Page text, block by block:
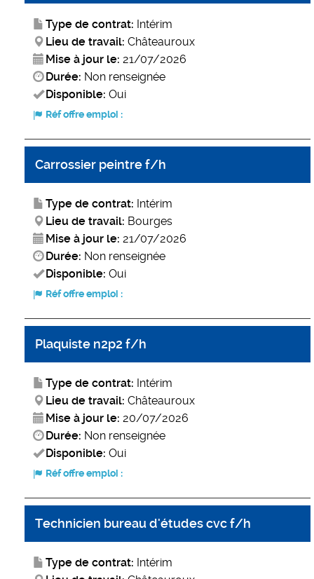
Type de contrat: Intérim
Lieu de travail: Châteauroux
Mise à jour le: 21/07/2026
Durée: Non renseignée
Disponible: Oui
Réf offre emploi :
Carrossier peintre f/h
Type de contrat: Intérim
Lieu de travail: Bourges
Mise à jour le: 21/07/2026
Durée: Non renseignée
Disponible: Oui
Réf offre emploi :
Plaquiste n2p2 f/h
Type de contrat: Intérim
Lieu de travail: Châteauroux
Mise à jour le: 20/07/2026
Durée: Non renseignée
Disponible: Oui
Réf offre emploi :
Technicien bureau d'études cvc f/h
Type de contrat: Intérim